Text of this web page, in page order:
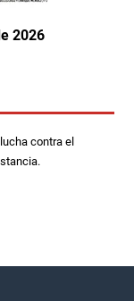
2026
contra el